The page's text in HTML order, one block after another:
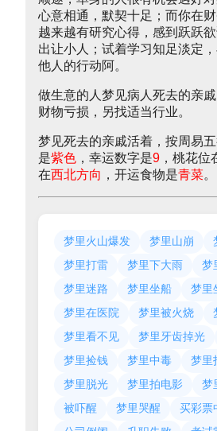
心意相通，默契十足；而你在
越来越有研究心得，感到跃跃
出让小人；试着学习知足淡定
他人的行动阿。
做生意的人梦见病人死去的亲
财物亏损，另找适当行业。
梦见死去的亲戚活着，按周易
是紫色 ，幸运数字是9 ，桃花位
在西北方向 ，开运食物是青菜。
梦里火山爆发 梦里山崩
梦里打雷
梦里下大雨
梦
梦里迷路
梦里坐船
梦里
梦里在医院
梦里被火烧
梦里看不见
梦里牙齿掉光
梦里捡钱
梦里中毒
梦里
梦里脱光
梦里拍电影
梦
被吓醒
梦里哭醒
买彩票